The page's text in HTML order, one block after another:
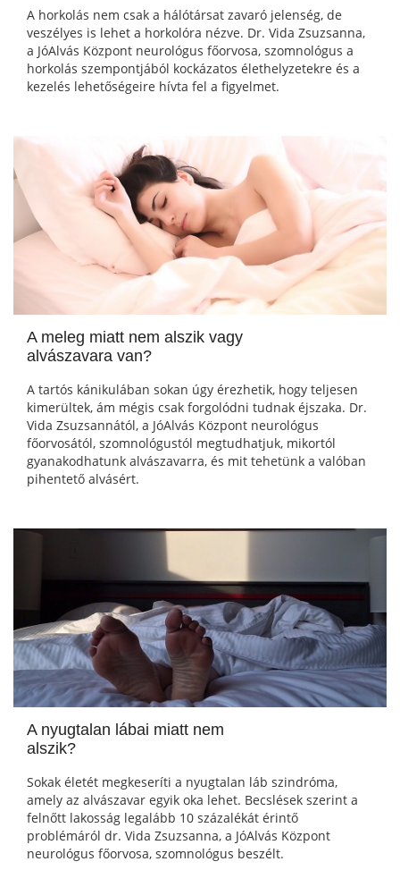
A horkolás nem csak a hálótársat zavaró jelenség, de
veszélyes is lehet a horkolóra nézve. Dr. Vida Zsuzsanna,
a JóAlvás Központ neurológus főorvosa, szomnológus a
horkolás szempontjából kockázatos élethelyzetekre és a
kezelés lehetőségeire hívta fel a figyelmet.
A meleg miatt nem alszik vagy
alvászavara van?
A tartós kánikulában sokan úgy érezhetik, hogy teljesen
kimerültek, ám mégis csak forgolódni tudnak éjszaka. Dr.
Vida Zsuzsannától, a JóAlvás Központ neurológus
főorvosától, szomnológustól megtudhatjuk, mikortól
gyanakodhatunk alvászavarra, és mit tehetünk a valóban
pihentető alvásért.
A nyugtalan lábai miatt nem
alszik?
Sokak életét megkeseríti a nyugtalan láb szindróma,
amely az alvászavar egyik oka lehet. Becslések szerint a
felnőtt lakosság legalább 10 százalékát érintő
problémáról dr. Vida Zsuzsanna, a JóAlvás Központ
neurológus főorvosa, szomnológus beszélt.